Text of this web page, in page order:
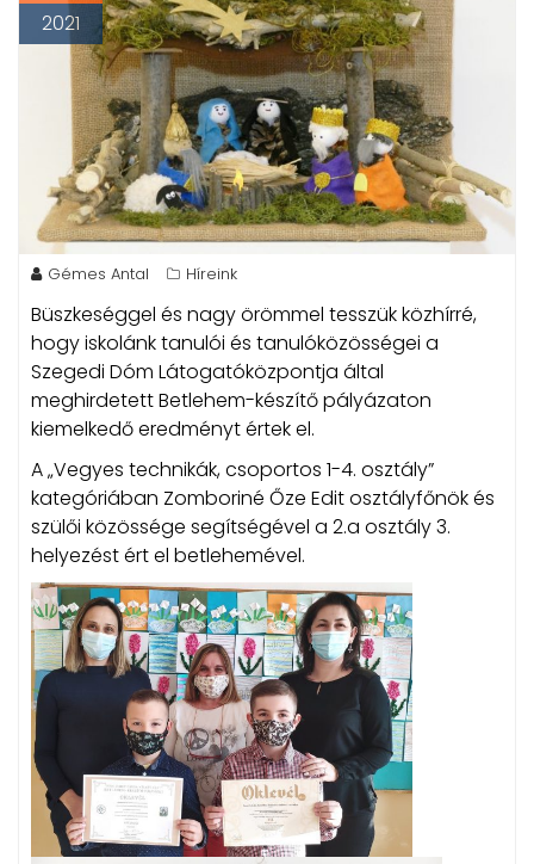
2021
Gémes Antal Híreink
Büszkeséggel és nagy örömmel tesszük közhírré,
hogy iskolánk tanulói és tanulóközösségei a
Szegedi Dóm Látogatóközpontja által
meghirdetett Betlehem-készítő pályázaton
kiemelkedő eredményt értek el.
A „Vegyes technikák, csoportos 1-4. osztály”
kategóriában Zomboriné Őze Edit osztályfőnök és
szülői közössége segítségével a 2.a osztály 3.
helyezést ért el betlehemével.